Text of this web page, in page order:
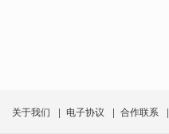
关于我们 | 电子协议 | 合作联系 |